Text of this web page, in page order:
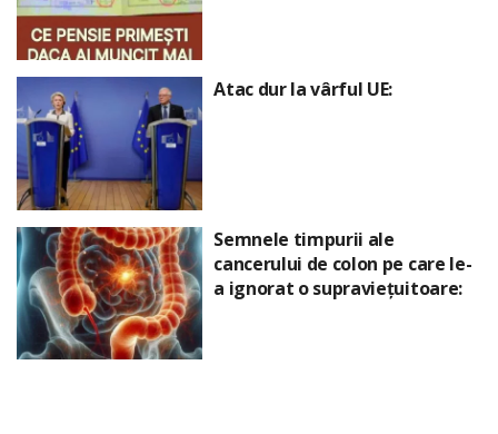
Atac dur la vârful UE:
Semnele timpurii ale
cancerului de colon pe care le-
a ignorat o supraviețuitoare: